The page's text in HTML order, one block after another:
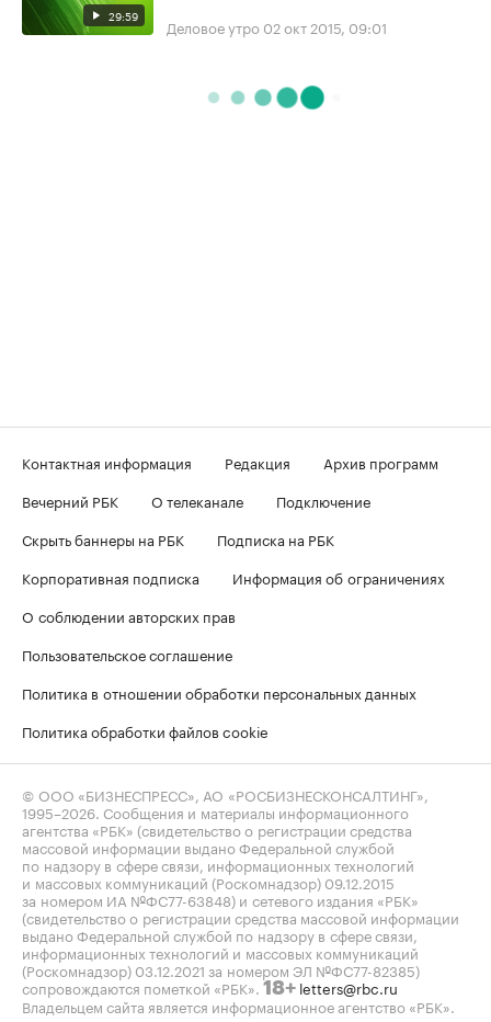
29:59 Деловое утро 02 окт 2015, 09:01
Контактная информация Редакция
Архив программ
Вечерний РБК
О телеканале
Подключение
Скрыть баннеры на РБК
Подписка на РБК
Корпоративная подписка
Информация об ограничениях
О соблюдении авторских прав
Пользовательское соглашение
Политика в отношении обработки персональных данных
Политика обработки файлов cookie
© ООО «БИЗНЕСПРЕСС», АО «РОСБИЗНЕСКОНСАЛТИНГ»,
1995–2026 . Сообщения и материалы информационного
агентства «РБК» (свидетельство о регистрации средства
массовой информации выдано Федеральной службой
по надзору в сфере связи, информационных технологий
и массовых коммуникаций (Роскомнадзор) 09.12.2015
за номером ИА №ФС77-63848) и сетевого издания «РБК»
(свидетельство о регистрации средства массовой информации
выдано Федеральной службой по надзору в сфере связи,
информационных технологий и массовых коммуникаций
(Роскомнадзор) 03.12.2021 за номером ЭЛ №ФС77-82385)
сопровождаются пометкой «РБК». 18+ letters@rbc.ru
Владельцем сайта является информационное агентство «РБК».